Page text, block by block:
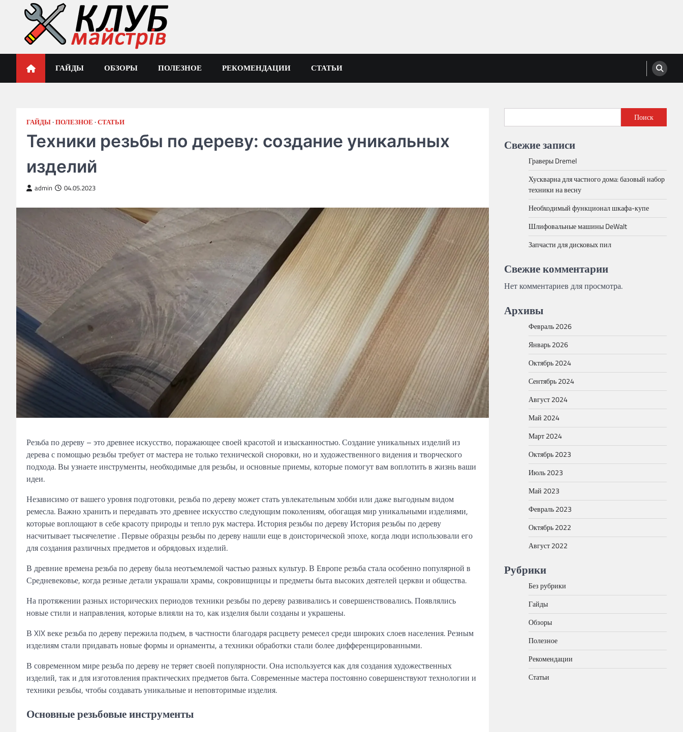
Клуб Мастеров
ГАЙДЫ ОБЗОРЫ ПОЛЕЗНОЕ РЕКОМЕНДАЦИИ СТАТЬИ
ГАЙДЫ ПОЛЕЗНОЕ СТАТЬИ
Техники резьбы по дереву: создание уникальных
изделий
admin 04.05.2023
Резьба по дереву – это древнее искусство, поражающее своей красотой и изысканностью. Создание уникальных изделий из
дерева с помощью резьбы требует от мастера не только технической сноровки, но и художественного видения и творческого
подхода. Вы узнаете инструменты, необходимые для резьбы, и основные приемы, которые помогут вам воплотить в жизнь ваши
идеи.
Независимо от вашего уровня подготовки, резьба по дереву может стать увлекательным хобби или даже выгодным видом
ремесла. Важно хранить и передавать это древнее искусство следующим поколениям, обогащая мир уникальными изделиями,
которые воплощают в себе красоту природы и тепло рук мастера. История резьбы по дереву История резьбы по дереву
насчитывает тысячелетие . Первые образцы резьбы по дереву нашли еще в доисторической эпохе, когда люди использовали его
для создания различных предметов и обрядовых изделий.
В древние времена резьба по дереву была неотъемлемой частью разных культур. В Европе резьба стала особенно популярной в
Средневековье, когда резные детали украшали храмы, сокровищницы и предметы быта высоких деятелей церкви и общества.
На протяжении разных исторических периодов техники резьбы по дереву развивались и совершенствовались. Появлялись
новые стили и направления, которые влияли на то, как изделия были созданы и украшены.
В XIX веке резьба по дереву пережила подъем, в частности благодаря расцвету ремесел среди широких слоев населения. Резным
изделиям стали придавать новые формы и орнаменты, а техники обработки стали более дифференцированными.
В современном мире резьба по дереву не теряет своей популярности. Она используется как для создания художественных
изделий, так и для изготовления практических предметов быта. Современные мастера постоянно совершенствуют технологии и
техники резьбы, чтобы создавать уникальные и неповторимые изделия.
Основные резьбовые инструменты
Поиск
Свежие записи
Граверы Dremel
Хускварна для частного дома: базовый набор
техники на весну
Необходимый функционал шкафа-купе
Шлифовальные машины DeWalt
Запчасти для дисковых пил
Свежие комментарии
Нет комментариев для просмотра.
Архивы
Февраль 2026
Январь 2026
Октябрь 2024
Сентябрь 2024
Август 2024
Май 2024
Март 2024
Октябрь 2023
Июль 2023
Май 2023
Февраль 2023
Октябрь 2022
Август 2022
Рубрики
Без рубрики
Гайды
Обзоры
Полезное
Рекомендации
Статьи